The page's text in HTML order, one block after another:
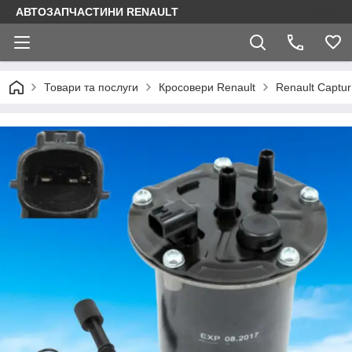
АВТОЗАПЧАСТИНИ RENAULT
Товари та послуги Кросовери Renault Renault Captur